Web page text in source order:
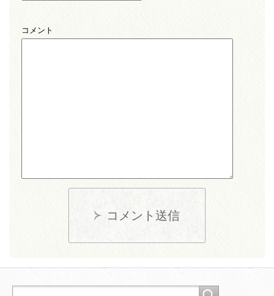
コメント
コメント送信